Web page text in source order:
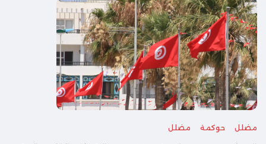
مضلل حوكمة مضلل